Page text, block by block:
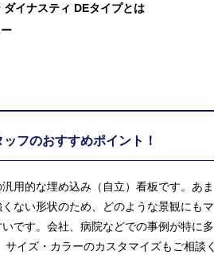
ダイナスティ DEタイプとは
ッフのおすすめポイント！
用的な埋め込み（自立）看板です。あま
くない形状のため、どのような景観にもマ
いです。会社、病院などでの事例が特に多
サイズ・カラーのカスタマイズもご相談く